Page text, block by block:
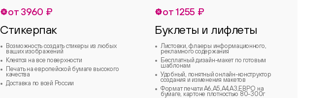
от 3960 ₽
Стикерпак
Возможность создать стикеры из любых
ваших изображений
Клеятся на все поверхности
Печать на европейской бумаге высокого
качества
Доставка по всей России
от 1255 ₽
Буклеты и лифлеты
Листовки, флаеры информационного,
рекламного содержания
Бесплатный дизайн-макет по готовым
шаблонам
Удобный, понятный онлайн-конструктор
создания и изменения макетов
Формат печати А6,А5,А4,А3,ЕВРО на
бумаге, картоне плотностью 80-300г